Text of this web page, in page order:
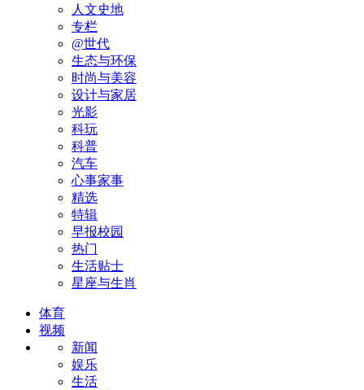
人文史地
专栏
@世代
生态与环保
时尚与美容
设计与家居
光影
科玩
科普
汽车
心事家事
精选
特辑
早报校园
热门
生活贴士
星座与生肖
体育
视频
新闻
娱乐
生活